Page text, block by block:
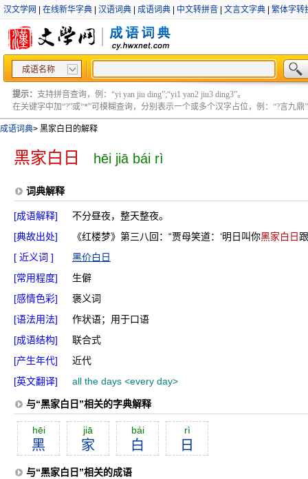
汉文学网 在线新华字典 汉语词典 成语词典 中文转拼音 文言文字典 繁体字转
成语名称
提示： 支持拼音查询，例：“yi yan jiu ding”;“yi1 yan2 jiu3 ding3”。
在关键字中加“?”或“*”可模糊查询，分别表示一个或多个汉字占位，例：“?言九鼎”
成语词典> 黑家白日的解释
黑家白日 hēi jiā bái rì
词典解释
[成语解释]
不分昼夜，整天整夜。
[典故出处]
《红楼梦》第三八回：“贾母笑道：‘明日叫你黑家白日
[ 近义词 ]
黑价白日
[常用程度]
生僻
[感情色彩]
褒义词
[语法用法]
作状语；用于口语
[成语结构]
联合式
[产生年代]
近代
[英文翻译]
all the days <every day>
与“黑家白日”相关的字典解释
hēi
黑
jiā
家
bái
白
rì
日
与“黑家白日”相关的成语